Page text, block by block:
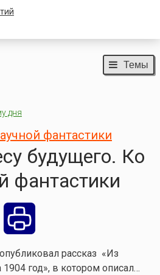
Темы
дня
фантастики
будущего. Ко
фантастики
рассказ «Из
год», в котором описал…